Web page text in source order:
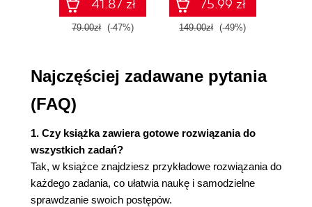
Rekurencja (101)
Dziedziczenie (107)
swobodnym (111)
Pliki tekstowe (111)
Serializacja (125)
Polecana literatura (127)
41.87 zł
79.00zł (-47%)
75.99 zł
149.00zł (-49%)
Najczęściej zadawane pytania
(FAQ)
1. Czy książka zawiera gotowe rozwiązania do
wszystkich zadań?
Tak, w książce znajdziesz przykładowe rozwiązania do
każdego zadania, co ułatwia naukę i samodzielne
sprawdzanie swoich postępów.